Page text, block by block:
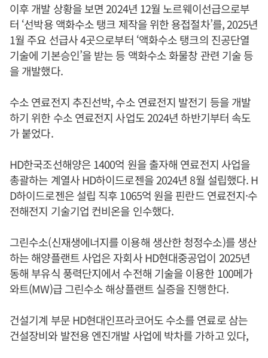
이후 개발 상황을 보면 2024년 12월 노르웨이선급으로부
터 ‘선박용 액화수소 탱크 제작을 위한 용접절차’를, 2025년
1월 주요 선급사 4곳으로부터 ‘액화수소 탱크의 진공단열
기술에 기본승인’을 받는 등 액화수소 화물창 관련 기술 등
을 개발했다.
수소 연료전지 추진선박, 수소 연료전지 발전기 등을 개발
하기 위한 수소 연료전지 사업도 2024년 하반기부터 속도
가 붙었다.
HD한국조선해양은 1400억 원을 출자해 연료전지 사업을
총괄하는 계열사 HD하이드로젠을 2024년 8월 설립했다. H
D하이드로젠은 설립 직후 1065억 원을 핀란드 연료전지·수
전해전지 기술기업 컨비온을 인수했다.
그린수소(신재생에너지를 이용해 생산한 청정수소)를 생산
하는 해양플랜트 사업은 자회사 HD현대중공업이 2025년
동해 부유식 풍력단지에서 수전해 기술을 이용한 100메가
와트(MW)급 그린수소 해상플랜트 실증을 진행한다.
건설기계 부문 HD현대인프라코어도 수소를 연료로 삼는
건설장비와 발전용 엔진개발 사업에 박차를 가하고 있다,